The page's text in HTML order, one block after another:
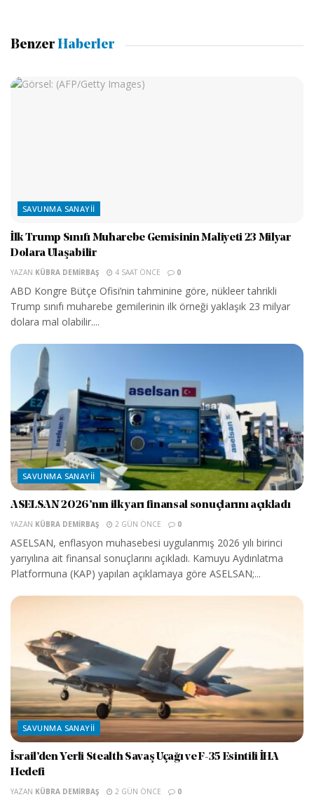
Benzer Haberler
SAVUNMA SANAYII
İlk Trump Sınıfı Muharebe Gemisinin Maliyeti 23 Milyar
Dolara Ulaşabilir
YAZAN KÜBRA DEMIRBAŞ 4 SAAT ÖNCE 0
ABD Kongre Bütçe Ofisi’nin tahminine göre, nükleer tahrikli
Trump sınıfı muharebe gemilerinin ilk örneği yaklaşık 23 milyar
dolara mal olabilir....
SAVUNMA SANAYII
ASELSAN 2026’nın ilk yarı finansal sonuçlarını açıkladı
YAZAN KÜBRA DEMIRBAŞ 2 GÜN ÖNCE 0
ASELSAN, enflasyon muhasebesi uygulanmış 2026 yılı birinci
yarıyılına ait finansal sonuçlarını açıkladı. Kamuyu Aydınlatma
Platformuna (KAP) yapılan açıklamaya göre ASELSAN;...
SAVUNMA SANAYII
İsrail’den Yerli Stealth Savaş Uçağı ve F-35 Esintili İHA
Hedefi
YAZAN KÜBRA DEMIRBAŞ 2 GÜN ÖNCE 0